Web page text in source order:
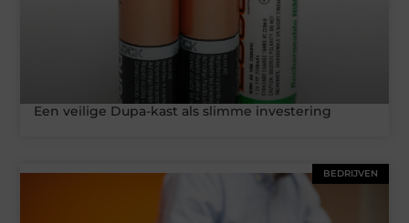
Een veilige Dupa-kast als slimme investering
BEDRIJVEN